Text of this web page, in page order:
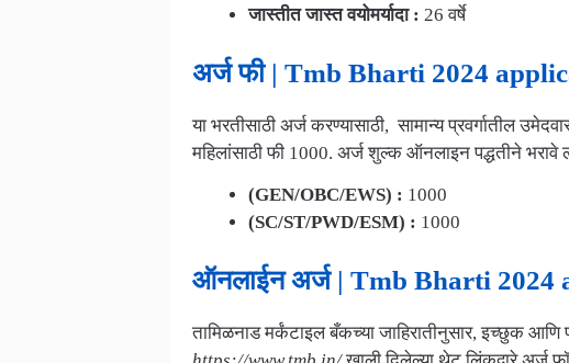
जास्तीत जास्त वयोमर्यादा : 26 वर्षे
अर्ज फी | Tmb Bharti 2024
या भरतीसाठी अर्ज करण्यासाठी, सामान्य प्रवर्गातील
महिलांसाठी फी 1000. अर्ज शुल्क ऑनलाइन पद्धतीने भरावे
(GEN/OBC/EWS) : 1000
(SC/ST/PWD/ESM) : 1000
ऑनलाईन अर्ज | Tmb Bharti 2024
तामिळनाड मर्कंटाइल बँकच्या जाहिरातीनुसार, इच्छुक आणि